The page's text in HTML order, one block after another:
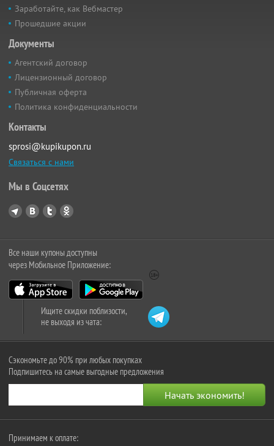
Заработайте, как Вебмастер
Прошедшие акции
Документы
Агентский договор
Лицензионный договор
Публичная оферта
Политика конфиденциальности
Контакты
sprosi@kupikupon.ru
Связаться с нами
Мы в Соцсетях
Все наши купоны доступны
через Мобильное Приложение:
Ищите скидки поблизости,
не выходя из чата:
Сэкономьте до 90% при любых покупках
Подпишитесь на самые выгодные предложения
Принимаем к оплате: